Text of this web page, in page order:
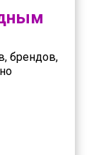
брендов,